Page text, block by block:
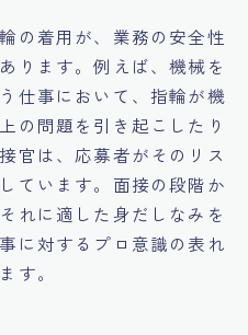
の着用が、業務の安全性
ります。例えば、機械を
仕事において、指輪が機
の問題を引き起こしたり
官は、応募者がそのリス
ています。面接の段階か
れに適した身だしなみを
に対するプロ意識の表れ
す。